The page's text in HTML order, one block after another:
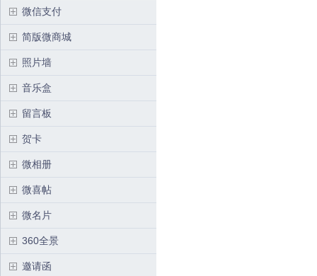
微信支付
简版微商城
照片墙
音乐盒
留言板
贺卡
微相册
微喜帖
微名片
360全景
邀请函